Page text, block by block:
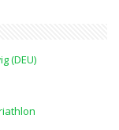
(DEU)